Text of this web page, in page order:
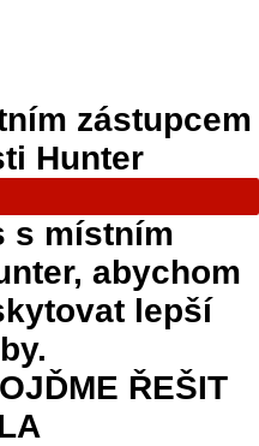
zástupcem
Hunter
s místním
abychom
lepší
ŘEŠIT